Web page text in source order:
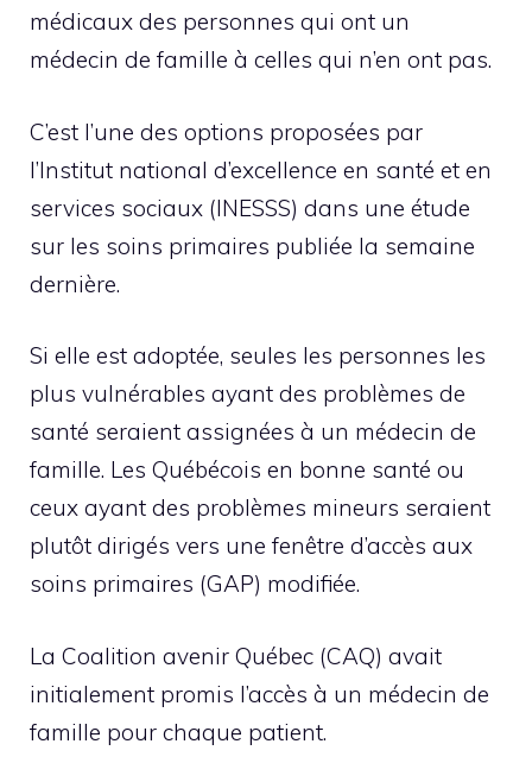
médicaux des personnes qui ont un
médecin de famille à celles qui n’en ont pas.
C’est l’une des options proposées par
l’Institut national d’excellence en santé et en
services sociaux (INESSS) dans une étude
sur les soins primaires publiée la semaine
dernière.
Si elle est adoptée, seules les personnes les
plus vulnérables ayant des problèmes de
santé seraient assignées à un médecin de
famille. Les Québécois en bonne santé ou
ceux ayant des problèmes mineurs seraient
plutôt dirigés vers une fenêtre d’accès aux
soins primaires (GAP) modifiée.
La Coalition avenir Québec (CAQ) avait
initialement promis l’accès à un médecin de
famille pour chaque patient.